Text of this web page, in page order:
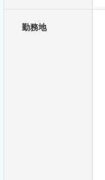
勤務地